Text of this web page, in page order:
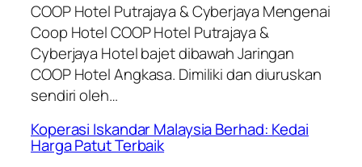
COOP Hotel Putrajaya & Cyberjaya Mengenai
Coop Hotel COOP Hotel Putrajaya &
Cyberjaya Hotel bajet dibawah Jaringan
COOP Hotel Angkasa. Dimiliki dan diuruskan
sendiri oleh…
Koperasi Iskandar Malaysia Berhad: Kedai
Harga Patut Terbaik